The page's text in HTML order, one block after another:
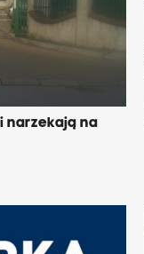
narzekają na